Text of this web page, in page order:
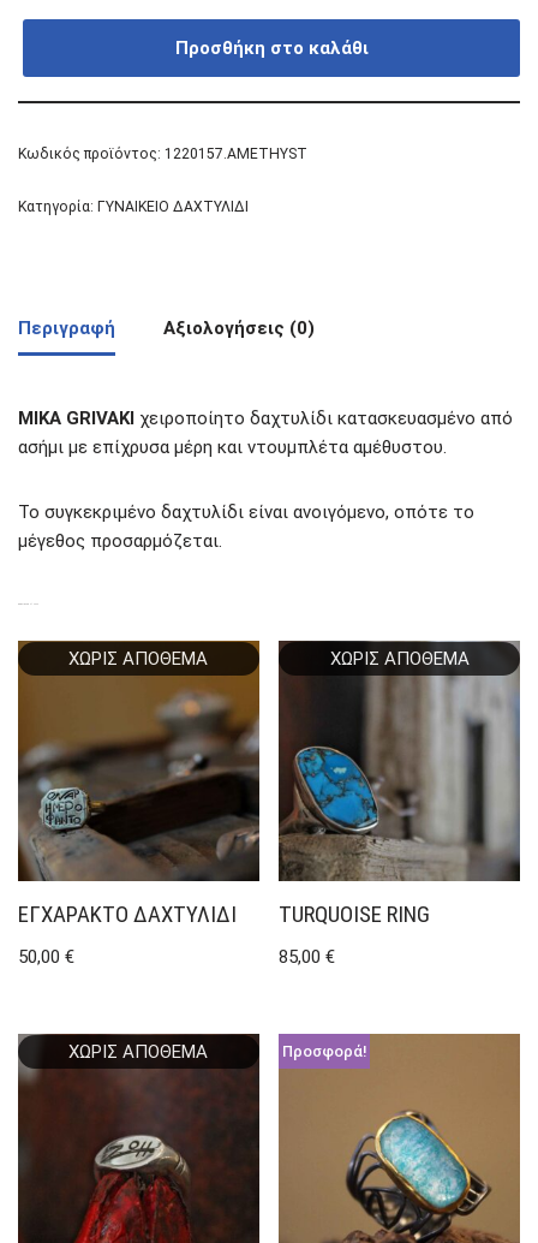
Προσθήκη στο καλάθι
Κωδικός προϊόντος: 1220157.AMETHYST
Κατηγορία: ΓΥΝΑΙΚΕΙΟ ΔΑΧΤΥΛΙΔΙ
Περιγραφή Αξιολογήσεις (0)
MIKA GRIVAKI χειροποίητο δαχτυλίδι κατασκευασμένο από
ασήμι με επίχρυσα μέρη και ντουμπλέτα αμέθυστου.
Το συγκεκριμένο δαχτυλίδι είναι ανοιγόμενο, οπότε το
μέγεθος προσαρμόζεται.
ΧΩΡΊΣ ΑΠΌΘΕΜΑ
ΕΓΧΆΡΑΚΤΟ ΔΑΧΤΥΛΊΔΙ
50,00 €
ΧΩΡΊΣ ΑΠΌΘΕΜΑ
TURQUOISE RING
85,00€
ΧΩΡΊΣ ΑΠΌΘΕΜΑ Προσφορά!